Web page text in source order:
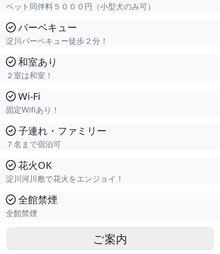
ペット同伴料５０００円（小型犬のみ可）
バーベキュー
淀川バーベキュー徒歩２分！
和室あり
２室は和室！
Wi-Fi
固定Wifiあり！
子連れ・ファミリー
７名まで宿泊可
花火OK
淀川河川敷で花火をエンジョイ！
全館禁煙
全館禁煙
ご案内